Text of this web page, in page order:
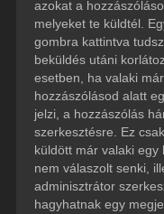
azokat a
melyeket te küldtél.
gombra kattintva
beküldés utáni
esetben, ha valaki
hozzászólásod alatt
jelzi, a hozzászólás
szerkesztésre. Ez
küldött már valaki
nem válaszolt senki,
adminisztrátor
hagyhatnak egy